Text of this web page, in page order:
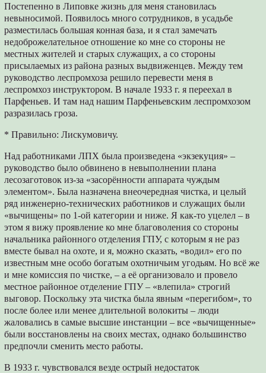
Постепенно в Липовке жизнь для меня становилась
невыносимой. Появилось много сотрудников, в усадьбе
разместилась большая конная база, и я стал замечать
недоброжелательное отношение ко мне со стороны не
местных жителей и старых служащих, а со стороны
присылаемых из района разных выдвиженцев. Между тем
руководство леспромхоза решило перевести меня в
леспромхоз инструктором. В начале 1933 г. я переехал в
Парфеньев. И там над нашим Парфеньевским леспромхозом
разразилась гроза.
* Правильно: Лискумовичу.
Над работниками ЛПХ была произведена «экзекуция» –
руководство было обвинено в невыполнении плана
лесозаготовок из-за «засорённости аппарата чуждым
элементом». Была назначена внеочередная чистка, и целый
ряд инженерно-технических работников и служащих были
«вычищены» по 1-ой категории и ниже. Я как-то уцелел – в
этом я вижу проявление ко мне благоволения со стороны
начальника районного отделения ГПУ, с которым я не раз
вместе бывал на охоте, и я, можно сказать, «водил» его по
известным мне особо богатым охотничьим угодьям. Но всё же
и мне комиссия по чистке, – а её организовало и провело
местное районное отделение ГПУ – «влепила» строгий
выговор. Поскольку эта чистка была явным «перегибом», то
после более или менее длительной волокиты – люди
жаловались в самые высшие инстанции – все «вычищенные»
были восстановлены на своих местах, однако большинство
предпочли сменить место работы.
В 1933 г. чувствовался везде острый недостаток